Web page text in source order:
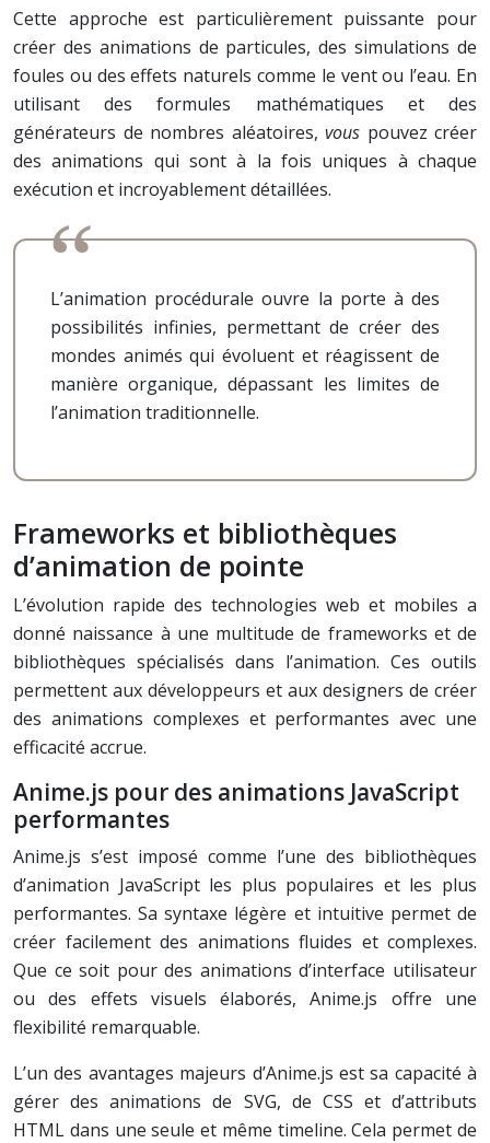
Cette approche est particulièrement puissante pour
créer des animations de particules, des simulations de
foules ou des effets naturels comme le vent ou l’eau. En
utilisant des formules mathématiques et des
générateurs de nombres aléatoires, vous pouvez créer
des animations qui sont à la fois uniques à chaque
exécution et incroyablement détaillées.
L’animation procédurale ouvre la porte à des
possibilités infinies, permettant de créer des
mondes animés qui évoluent et réagissent de
manière organique, dépassant les limites de
l’animation traditionnelle.
Frameworks et bibliothèques
d’animation de pointe
L’évolution rapide des technologies web et mobiles a
donné naissance à une multitude de frameworks et de
bibliothèques spécialisés dans l’animation. Ces outils
permettent aux développeurs et aux designers de créer
des animations complexes et performantes avec une
efficacité accrue.
Anime.js pour des animations JavaScript
performantes
Anime.js s’est imposé comme l’une des bibliothèques
d’animation JavaScript les plus populaires et les plus
performantes. Sa syntaxe légère et intuitive permet de
créer facilement des animations fluides et complexes.
Que ce soit pour des animations d’interface utilisateur
ou des effets visuels élaborés, Anime.js offre une
flexibilité remarquable.
L’un des avantages majeurs d’Anime.js est sa capacité à
gérer des animations de SVG, de CSS et d’attributs
HTML dans une seule et même timeline. Cela permet de